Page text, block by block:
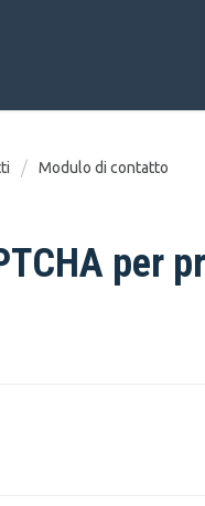
Modulo di contatto
per